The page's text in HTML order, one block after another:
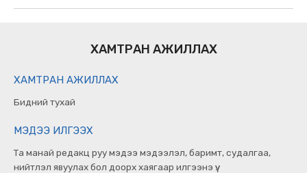
ХАМТРАН АЖИЛЛАХ
ХАМТРАН АЖИЛЛАХ
Бидний тухай
МЭДЭЭ ИЛГЭЭХ
Та манай редакц руу мэдээ мэдээлэл, баримт, судалгаа,
нийтлэл явуулах бол доорх хаягаар илгээнэ үү.